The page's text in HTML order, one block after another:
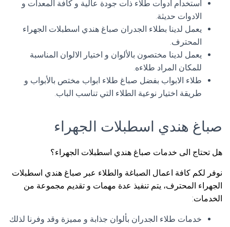
استخدام ادوات طلاء ذات جودة عالية و كافة المعدات و
الادوات حديثة.
يعمل لدينا بطلاء الجدران صباغ هندي اسطبلات الجهراء
المحترف.
يعمل لدينا مختصون بالألوان و اختيار الالوان المناسبة
للمكان المراد طلاءه.
طلاء الابواب بفضل صباغ طلاء ابواب مختص بالأبواب و
طريقة اختيار نوعية الطلاء التي تناسب الباب.
صباغ هندي اسطبلات الجهراء
هل تحتاج الى خدمات صباغ هندي اسطبلات الجهراء؟
نوفر لكم كافة اعمال الصباغة والطلاء عبر صباغ هندي اسطبلات
الجهراء المحترف، يتم تنفيذ عدة مهمات و تقديم مجموعة من
الخدمات:
خدمات طلاء الجدران بألوان جذابة و مميزة وقد وفرنا لذلك